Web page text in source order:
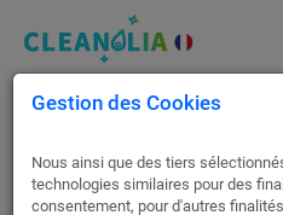
Traitement contre les
Cleanolia France vous fait
dératisation professionnel via
Gestion des Cookies
Nous ainsi que des tiers
technologies similaires pour des
consentement, pour d'autres